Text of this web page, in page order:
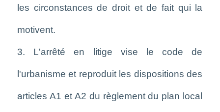
les circonstances de droit et de fait qui la
motivent.
3. L'arrêté en litige vise le code de
l'urbanisme et reproduit les dispositions des
articles A1 et A2 du règlement du plan local